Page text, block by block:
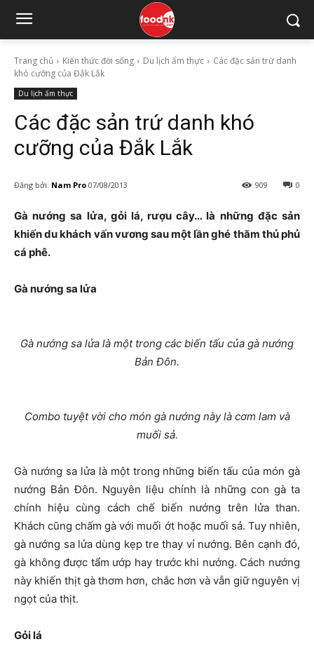
Trang chủ Kiến thức đời sống Du lịch ẩm thực
Các đặc sản trứ danh
khó cưỡng của Đắk Lắk
Du lịch ẩm thực
Các đặc sản trứ danh khó
cưỡng của Đắk Lắk
Đăng bởi: Nam Pro 07/08/2013 0
909
Gà nướng sa lửa, gỏi lá, rượu cây… là những đặc sản
khiến du khách vấn vương sau một lần ghé thăm thủ phủ
cá phê.
Gà nướng sa lửa
Gà nướng sa lửa là một trong các biến tấu của gà nướng
Bản Đôn.
Combo tuyệt vời cho món gà nướng này là cơm lam và
muối sả.
Gà nướng sa lửa là một trong những biến tấu của món gà
nướng Bản Đôn. Nguyên liệu chính là những con gà ta
chính hiệu cùng cách chế biến nướng trên lửa than.
Khách cũng chấm gà với muối ớt hoặc muối sả. Tuy nhiên,
gà nướng sa lửa dùng kẹp tre thay vỉ nướng. Bên cạnh đó,
gà không được tẩm ướp hay trước khi nướng. Cách nướng
này khiến thịt gà thơm hơn, chắc hơn và vẫn giữ nguyên vị
ngọt của thịt.
Gỏi lá